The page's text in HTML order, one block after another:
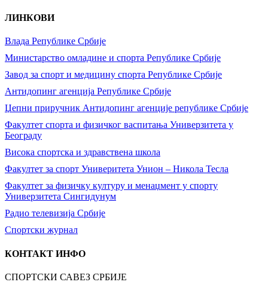
ЛИНКОВИ
Влада Републике Србије
Министарство омладине и спорта Републике Србије
Завод за спорт и медицину спорта Републике Србије
Антидопинг агенција Републике Србије
Џепни приручник Антидопинг агенције републике Србије
Факултет спорта и физичког васпитања Универзитета у
Београду
Висока спортска и здравствена школа
Факултет за спорт Универитета Унион – Никола Тесла
Факултет за физичку културу и менаџмент у спорту
Универзитета Сингидунум
Радио телевизија Србије
Спортски журнал
КОНТАКТ ИНФО
СПОРТСКИ САВЕЗ СРБИЈЕ